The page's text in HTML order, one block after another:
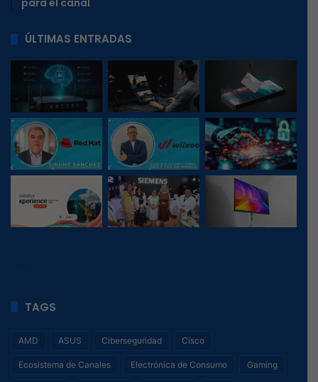
para el canal
ÚLTIMAS ENTRADAS
TAGS
AMD ASUS Ciberseguridad Cisco
Ecosistema de Canales Electrónica de Consumo Gaming